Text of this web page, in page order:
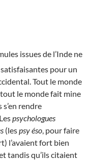
issues de l’Inde ne
pour un
Tout le monde
le monde fait mine
s’en rendre
psychologues
(lespsy éso , pour faire
l’avaient fort bien
tandis qu’ils citaient